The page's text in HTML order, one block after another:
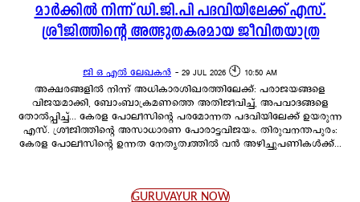
മാർക്കിൽ നിന്ന് ഡി.ജി.പി പദവിയിലേക്ക് എസ്.
ശ്രീജിത്തിന്റെ അത്ഭുതകരമായ ജീവിതയാത്ര
ജി ഒ എൽ ലേഖകൻ - 29 JUL 2026 🕙 10:50 AM
അക്ഷരങ്ങളിൽ നിന്ന് അധികാരശിഖരത്തിലേക്ക്: പരാജയങ്ങളെ
വിജയമാക്കി, ബോംബാക്രമണത്തെ അതിജീവിച്ച്, അപവാദങ്ങളെ
തോൽപ്പിച്ച്... കേരള പോലീസിന്റെ പരമോന്നത പദവിയിലേക്ക് ഉയരുന്ന
എസ്. ശ്രീജിത്തിന്റെ അസാധാരണ പോരാട്ടവിജയം. തിരുവനന്തപുരം:
കേരള പോലീസിന്റെ ഉന്നത നേതൃത്വത്തിൽ വൻ അഴിച്ചുപണികൾക്ക്...
GURUVAYUR NOW